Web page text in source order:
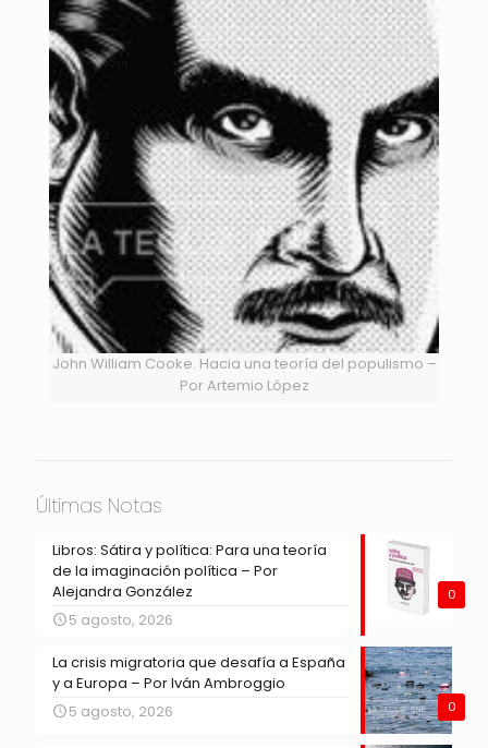
John William Cooke. Hacia una teoría del populismo –
Por Artemio López
Últimas Notas
0
Libros: Sátira y política: Para una teoría
de la imaginación política – Por
Alejandra González
5 agosto, 2026
0
La crisis migratoria que desafía a España
y a Europa – Por Iván Ambroggio
5 agosto, 2026